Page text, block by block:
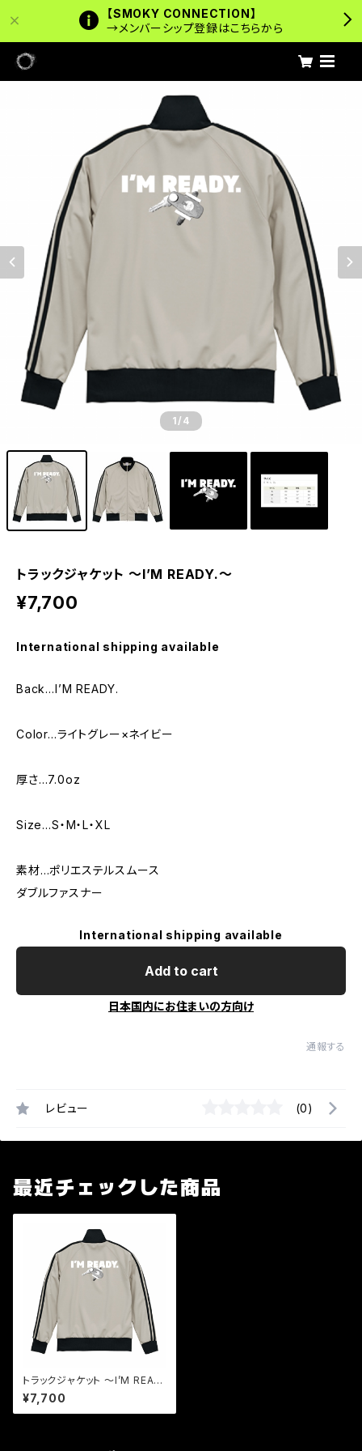
【SMOKY CONNECTION】
→メンバーシップ登録はこちらから
1/4
トラックジャケット 〜I’M READY.〜
¥7,700
International shipping available
Back…I’M READY.
Color…ライトグレー×ネイビー
厚さ…7.0oz
Size…S・M・L・XL
素材…ポリエステルスムース
ダブルファスナー
International shipping available
Add to cart
日本国内にお住まいの方向け
通報する
レビュー (0)
最近チェックした商品
トラックジャケット 〜I’M READ
Y.〜
¥7,700